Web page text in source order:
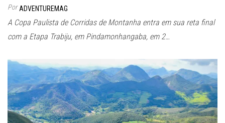
Por ADVENTUREMAG
A Copa Paulista de Corridas de Montanha entra em sua reta final
com a Etapa Trabiju, em Pindamonhangaba, em 2…